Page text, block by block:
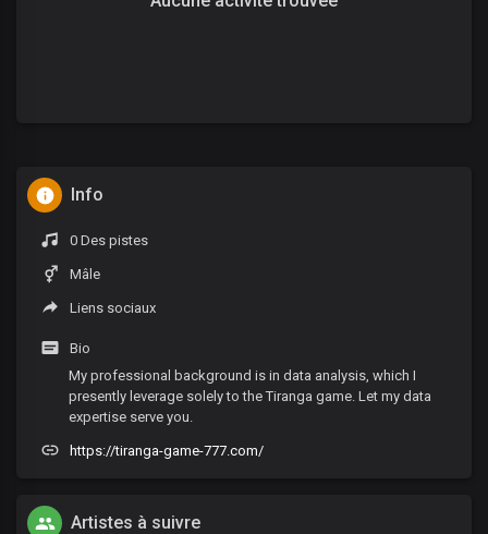
Info
0 Des pistes
Mâle
Liens sociaux
Bio
My professional background is in data analysis, which I
presently leverage solely to the Tiranga game. Let my data
expertise serve you.
https://tiranga-game-777.com/
Artistes à suivre